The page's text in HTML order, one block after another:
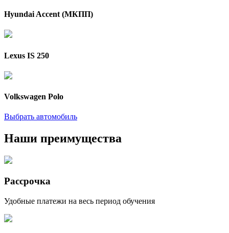
Hyundai Accent (МКПП)
Lexus IS 250
Volkswagen Polo
Выбрать автомобиль
Наши преимущества
Рассрочка
Удобные платежи на весь период обучения